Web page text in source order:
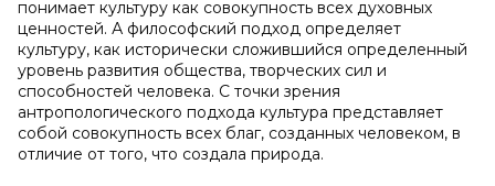
понимает культуру как совокупность всех духовных
ценностей. А философский подход определяет
культуру, как исторически сложившийся определенный
уровень развития общества, творческих сил и
способностей человека. С точки зрения
антропологического подхода культура представляет
собой совокупность всех благ, созданных человеком, в
отличие от того, что создала природа.